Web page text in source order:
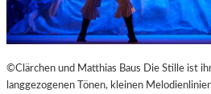
©Clärchen und Matthias Baus Die Stille ist
langgezogenen Tönen, kleinen